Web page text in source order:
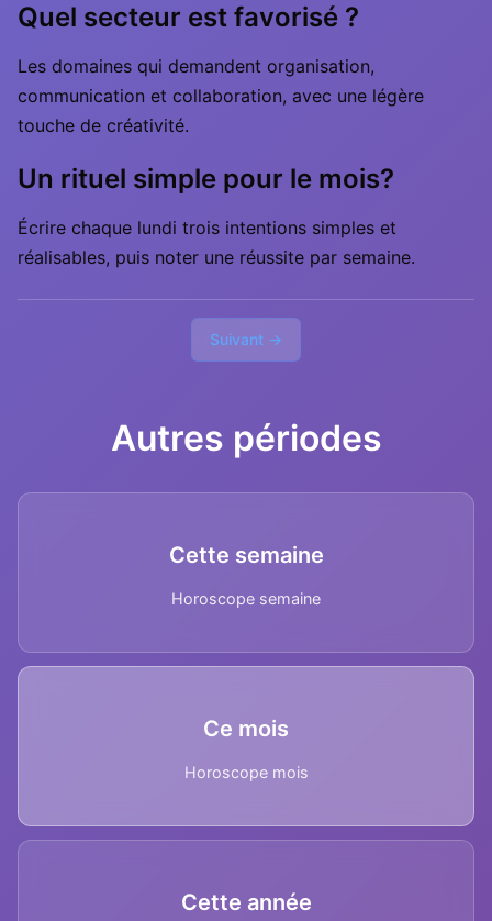
Quel secteur est favorisé ?
Les domaines qui demandent organisation,
communication et collaboration, avec une légère
touche de créativité.
Un rituel simple pour le mois?
Écrire chaque lundi trois intentions simples et
réalisables, puis noter une réussite par semaine.
Suivant →
Autres périodes
Cette semaine
Horoscope semaine
Ce mois
Horoscope mois
Cette année